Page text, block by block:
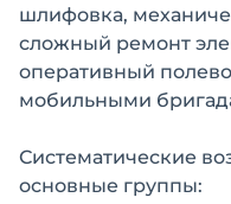
шлифовка,
сложный ремонт
оперативный
мобильными
Систематические
основные группы: